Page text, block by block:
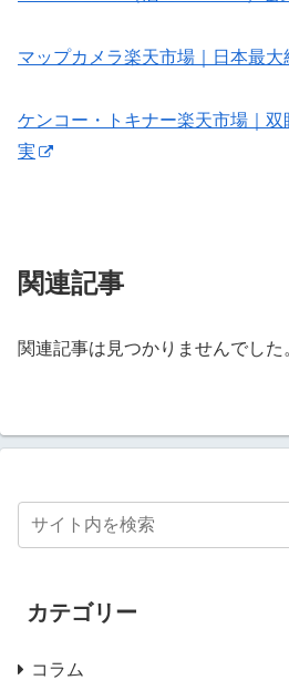
マップカメラ楽天市場｜日本最大
ケンコー・トキナー楽天市場｜
実
関連記事
関連記事は見つかりませんでした
カテゴリー
コラム